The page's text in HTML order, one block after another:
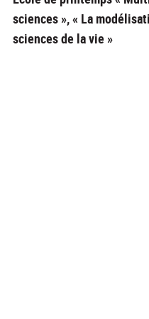
sciences », « La
sciences de la vie »